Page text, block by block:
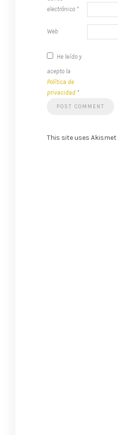
electrónico *
Web
He leído y
acepto la
Política de
privacidad *
This site uses